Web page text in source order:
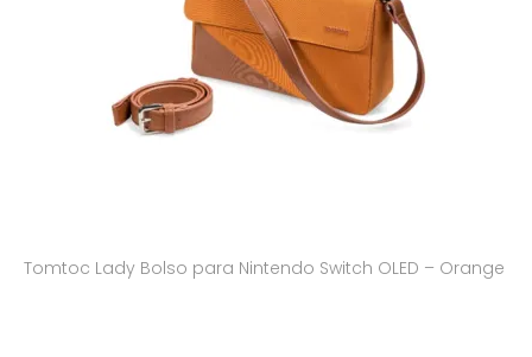
Tomtoc Lady Bolso para Nintendo Switch OLED – Orange